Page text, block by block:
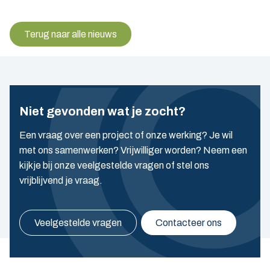
Terug naar alle nieuws
Niet gevonden wat je zocht?
Een vraag over een project of onze werking? Je wil
met ons samenwerken? Vrijwilliger worden? Neem een
kijkje bij onze veelgestelde vragen of stel ons
vrijblijvend je vraag.
Veelgestelde vragen Contacteer ons